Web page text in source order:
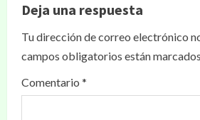
Deja una respuesta
Tu dirección de correo electrónico
campos obligatorios están
Comentario *